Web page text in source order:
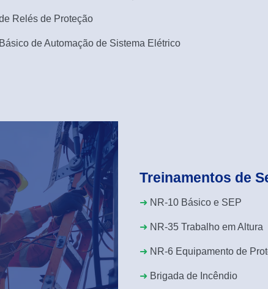
Relés de Proteção
de Automação de Sistema Elétrico
Treinamentos de
➜ NR-10 Básico e SEP
➜ NR-35 Trabalho em Altura
➜ NR-6 Equipamento de
➜ Brigada de Incêndio